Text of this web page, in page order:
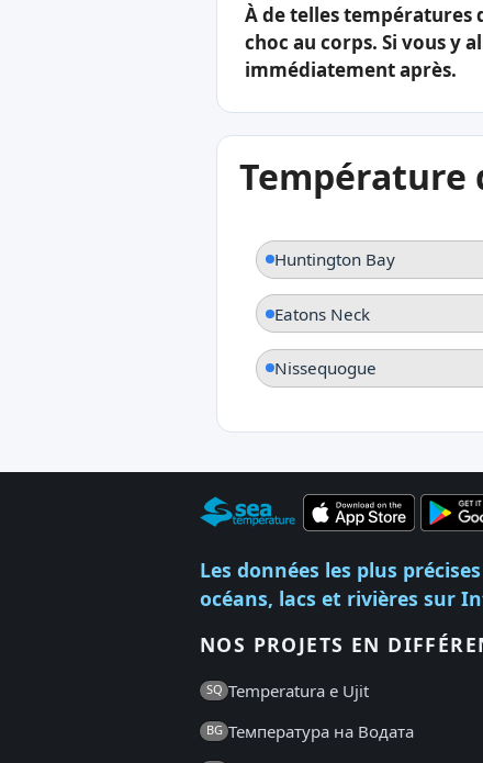
À de telles températures
choc au corps. Si vous y
immédiatement après.
Température
Huntington Bay
Eatons Neck
Nissequogue
Les données les plus
océans, lacs et rivières sur
NOS PROJETS EN
SQ Temperatura e Ujit
BG Температура на Водата